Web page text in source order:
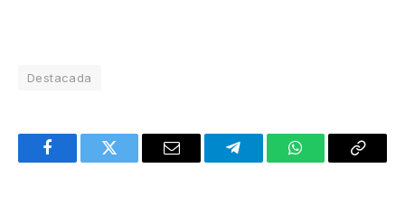
Destacada
FacebookTwitter Email TelegramWhatsAppCopy